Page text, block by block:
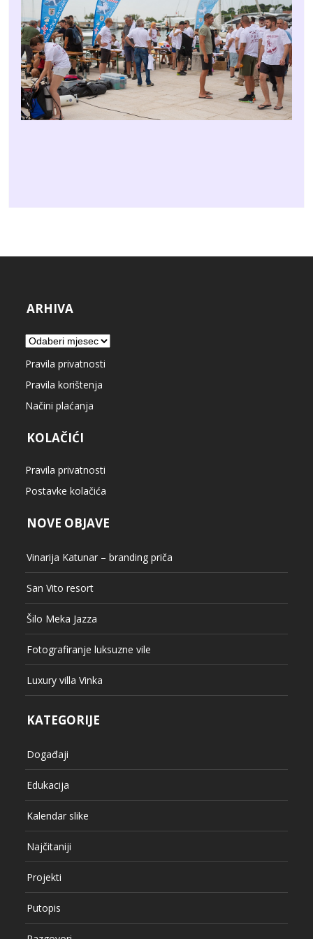
ARHIVA
Arhiva
Pravila privatnosti
Pravila korištenja
Načini plaćanja
KOLAČIĆI
Pravila privatnosti
Postavke kolačića
NOVE OBJAVE
Vinarija Katunar – branding priča
San Vito resort
Šilo Meka Jazza
Fotografiranje luksuzne vile
Luxury villa Vinka
KATEGORIJE
Događaji
Edukacija
Kalendar slike
Najčitaniji
Projekti
Putopis